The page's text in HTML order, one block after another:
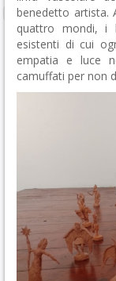
benedetto artista.
quattro mondi, i
esistenti di cui
empatia e luce
camuffati per non